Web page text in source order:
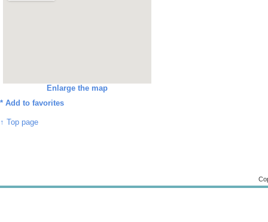
Enlarge the map
* Add to favorites
↑ Top page